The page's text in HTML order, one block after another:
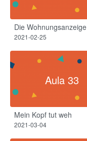
Die Wohnungsanzeige
2021-02-25
Aula 33
Mein Kopf tut weh​
2021-03-04